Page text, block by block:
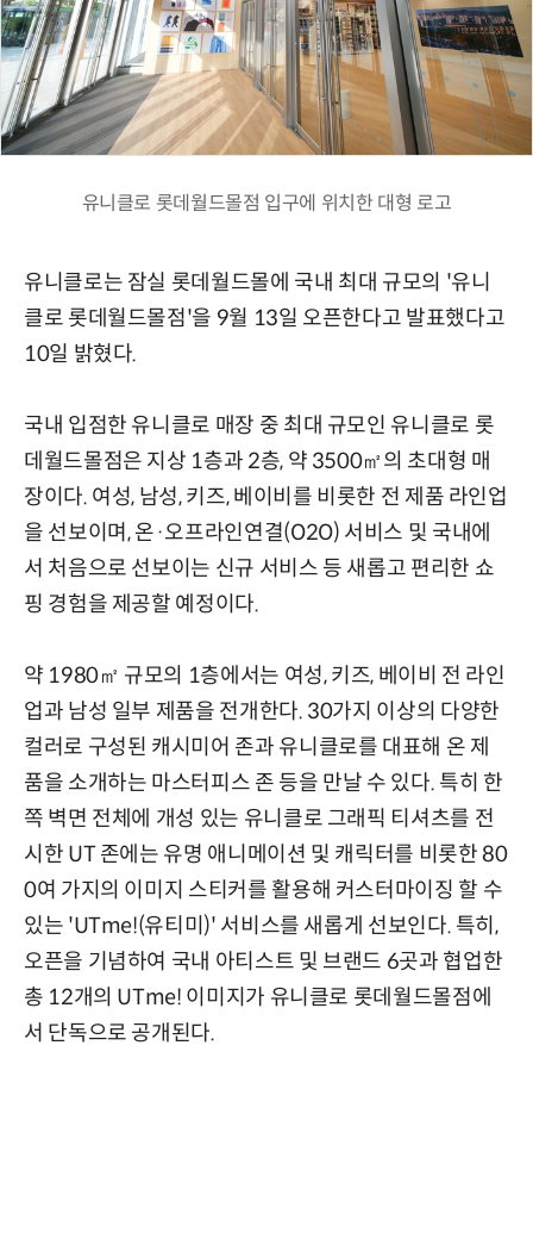
유니클로 롯데월드몰점 입구에 위치한 대형 로고
유니클로는 잠실 롯데월드몰에 국내 최대 규모의 '유니
클로 롯데월드몰점'을 9월 13일 오픈한다고 발표했다고
10일 밝혔다.
국내 입점한 유니클로 매장 중 최대 규모인 유니클로 롯
데월드몰점은 지상 1층과 2층, 약 3500㎡의 초대형 매
장이다. 여성, 남성, 키즈, 베이비를 비롯한 전 제품 라인업
을 선보이며, 온·오프라인연결(O2O) 서비스 및 국내에
서 처음으로 선보이는 신규 서비스 등 새롭고 편리한 쇼
핑 경험을 제공할 예정이다.
약 1980㎡ 규모의 1층에서는 여성, 키즈, 베이비 전 라인
업과 남성 일부 제품을 전개한다. 30가지 이상의 다양한
컬러로 구성된 캐시미어 존과 유니클로를 대표해 온 제
품을 소개하는 마스터피스 존 등을 만날 수 있다. 특히 한
쪽 벽면 전체에 개성 있는 유니클로 그래픽 티셔츠를 전
시한 UT 존에는 유명 애니메이션 및 캐릭터를 비롯한 80
0여 가지의 이미지 스티커를 활용해 커스터마이징 할 수
있는 'UTme!(유티미)' 서비스를 새롭게 선보인다. 특히,
오픈을 기념하여 국내 아티스트 및 브랜드 6곳과 협업한
총 12개의 UTme! 이미지가 유니클로 롯데월드몰점에
서 단독으로 공개된다.